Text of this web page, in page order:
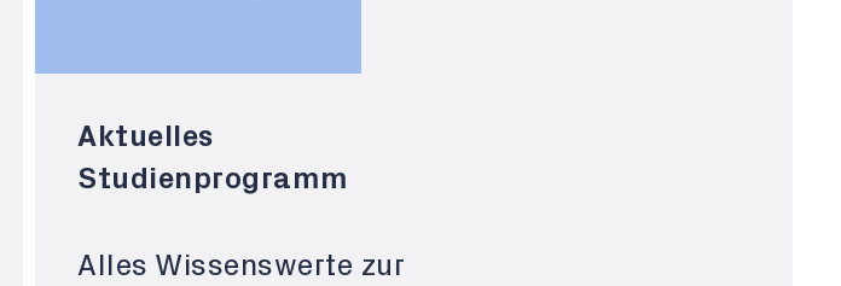
Aktuelles
Studienprogramm
Alles Wissenswerte zur